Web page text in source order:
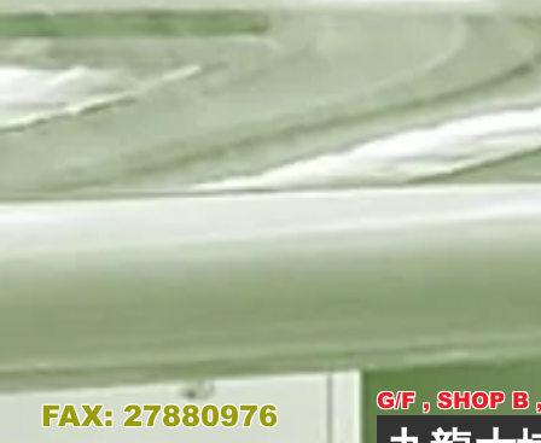
FAX: 27880976
G/F , SHOP B